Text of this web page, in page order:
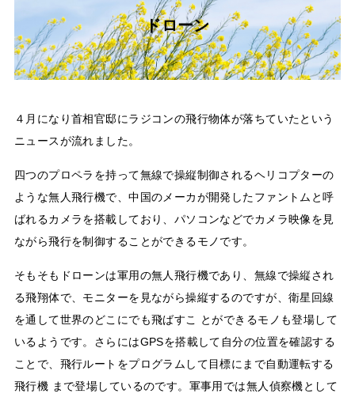
ドローン
４月になり首相官邸にラジコンの飛行物体が落ちていたという
ニュースが流れました。
四つのプロペラを持って無線で操縦制御されるヘリコプターの
ような無人飛行機で、中国のメーカが開発したファントムと呼
ばれるカメラを搭載しており、パソコンなどでカメラ映像を見
ながら飛行を制御することができるモノです。
そもそもドローンは軍用の無人飛行機であり、無線で操縦され
る飛翔体で、モニターを見ながら操縦するのですが、衛星回線
を通して世界のどこにでも飛ばすこ とができるモノも登場して
いるようです。さらにはGPSを搭載して自分の位置を確認する
ことで、飛行ルートをプログラムして目標にまで自動運転する
飛行機 まで登場しているのです。軍事用では無人偵察機として